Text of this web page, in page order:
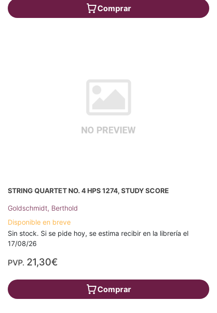
Comprar
STRING QUARTET NO. 4 HPS 1274, STUDY SCORE
Goldschmidt, Berthold
Disponible en breve
Sin stock. Si se pide hoy, se estima recibir en la librería el
17/08/26
PVP. 21,30€
Comprar